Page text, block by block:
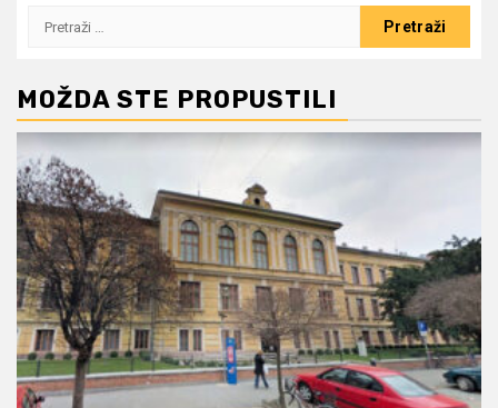
Pretraži:
MOŽDA STE PROPUSTILI